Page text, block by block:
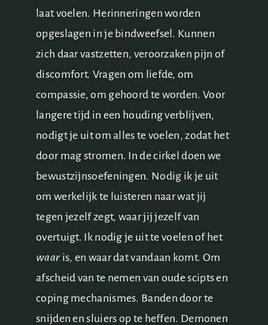
laat voelen. Herinneringen worden
opgeslagen in je bindweefsel. Kunnen
zich daar vastzetten, veroorzaken pijn of
discomfort. Vragen om liefde, om
compassie, om gehoord te worden. Voor
langere tijd in een houding verblijven,
nodigt je uit om alles te voelen, zodat het
door mag stromen. In de cirkel doen we
bewustzijnsoefeningen. Nodig ik je uit
om werkelijk te luisteren naar wat jij
tegen jezelf zegt, waar jij jezelf van
overtuigt. Ik nodig je uit te voelen of het
waar is, en waar dat vandaan komt. Om
afscheid van te nemen van oude scipts en
coping mechanismes. Banden door te
snijden en sluiers op te heffen. Demonen